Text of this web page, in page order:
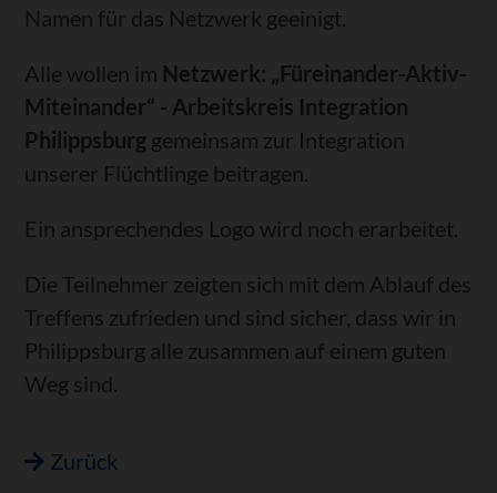
Namen für das Netzwerk geeinigt.
Alle wollen im Netzwerk: „Füreinander-Aktiv-
Miteinander“ - Arbeitskreis Integration
Philippsburg gemeinsam zur Integration
unserer Flüchtlinge beitragen.
Ein ansprechendes Logo wird noch erarbeitet.
Die Teilnehmer zeigten sich mit dem Ablauf des
Treffens zufrieden und sind sicher, dass wir in
Philippsburg alle zusammen auf einem guten
Weg sind.
Zurück